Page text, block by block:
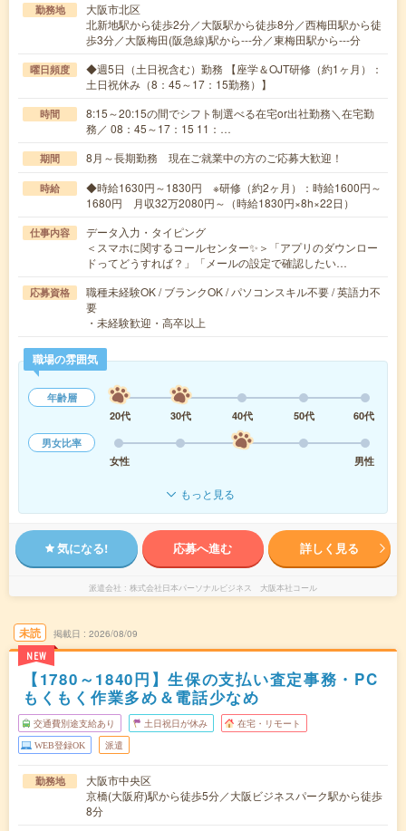
勤務地
大阪市北区
北新地駅から徒歩2分／大阪駅から徒歩8分／西梅田駅から徒
歩3分／大阪梅田(阪急線)駅から---分／東梅田駅から---分
曜日頻度
◆週5日（土日祝含む）勤務 【座学＆OJT研修（約1ヶ月）：
土日祝休み（8：45～17：15勤務）】
時間
8:15～20:15の間でシフト制選べる在宅or出社勤務＼在宅勤
務／ 08：45～17：15 11：…
期間 8月～長期勤務 現在ご就業中の方のご応募大歓迎！
時給
◆時給1630円～1830円 ※研修（約2ヶ月）：時給1600円～
1680円 月収32万2080円～（時給1830円×8h×22日）
仕事内容
データ入力・タイピング
＜スマホに関するコールセンター✨＞「アプリのダウンロー
ドってどうすれば？」「メールの設定で確認したい…
応募資格
職種未経験OK / ブランクOK / パソコンスキル不要 / 英語力不
要
・未経験歓迎・高卒以上
職場の雰囲気
年齢層
20代
30代 40代 50代
60代
男女比率
女性
男性
もっと見る
気になる! 応募へ進む 詳しく見る
派遣会社 株式会社日本パーソナルビジネス 大阪本社コール
未読
NEW
掲載日 2026/08/09
【1780～1840円】生保の支払い査定事務・PC
もくもく作業多め＆電話少なめ
交通費別途支給あり 土日祝日が休み 在宅・リモート
WEB登録OK 派遣
勤務地
大阪市中央区
京橋(大阪府)駅から徒歩5分／大阪ビジネスパーク駅から徒歩
8分